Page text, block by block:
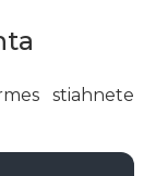
stiahnete